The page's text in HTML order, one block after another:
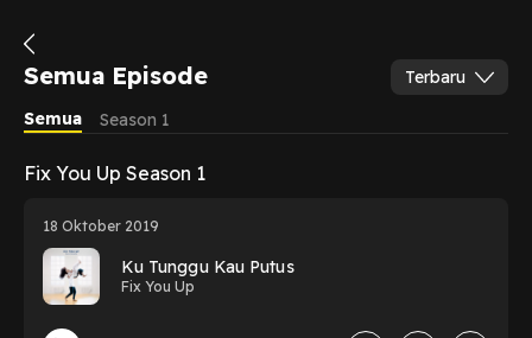
Semua Episode
Terbaru
Semua
Season 1
Fix You Up Season 1
18 Oktober 2019
Ku Tunggu Kau Putus
Fix You Up